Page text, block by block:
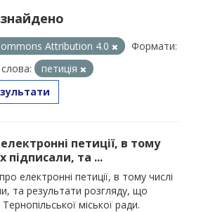
Attribution 4.0
Формати:
петиція
петиції, в тому
підписали, та ...
електронні петиції, в тому числі
та результати розгляду, що
міської ради.